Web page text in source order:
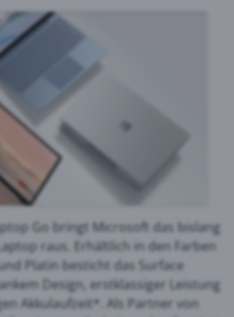
Go bringt Microsoft das bislang
raus. Erhältlich in den Farben
Platin besticht das Surface
Design, erstklassiger Leistung
Akkulaufzeit*. Als Partner von